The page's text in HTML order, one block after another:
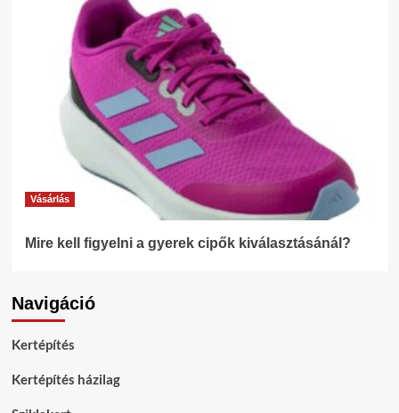
Vásárlás
Mire kell figyelni a gyerek cipők kiválasztásánál?
Navigáció
Kertépítés
Kertépítés házilag